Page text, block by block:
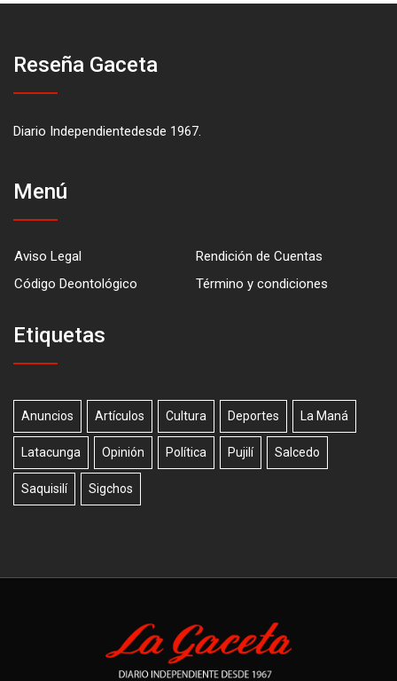
Reseña Gaceta
Diario Independientedesde 1967.
Menú
Aviso Legal
Rendición de Cuentas
Código Deontológico
Término y condiciones
Etiquetas
Anuncios Artículos Cultura Deportes La Maná
Latacunga Opinión Política Pujilí Salcedo
Saquisilí Sigchos